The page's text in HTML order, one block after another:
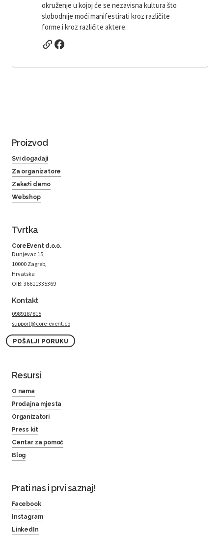
okruženje u kojoj će se nezavisna kultura što
slobodnije moći manifestirati kroz različite
forme i kroz različite aktere.
Proizvod
Svi događaji
Za organizatore
Zakaži demo
Webshop
Tvrtka
CoreEvent d.o.o.
Dunjevac 15,
10000 Zagreb,
Hrvatska
OIB: 36611335369
Kontakt
0989187815
support@core-event.co
POŠALJI PORUKU
Resursi
O nama
Prodajna mjesta
Organizatori
Press kit
Centar za pomoć
Blog
Prati nas i prvi saznaj!
Facebook
Instagram
LinkedIn